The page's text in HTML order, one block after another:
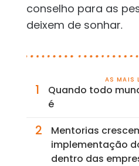
conselho para as
deixem de sonhar.
AS MAIS
1
Quando todo
é
2
Mentorias
implementação
dentro das